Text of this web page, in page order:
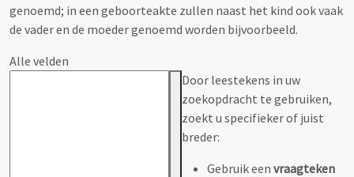
genoemd; in een geboorteakte zullen naast het kind ook vaak
de vader en de moeder genoemd worden bijvoorbeeld.
Alle velden
Door leestekens in uw
zoekopdracht te gebruiken,
zoekt u specifieker of juist
breder:
Gebruik een vraagteken